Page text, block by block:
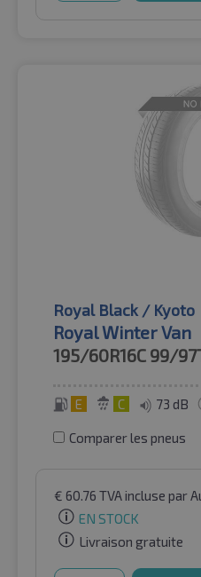
Royal Black / Kyoto
Royal Winter Van
195/60R16C 99/
E C 73 dB
Comparer les pneus
€ 60.76 TVA incluse par
EN STOCK
Livraison gratuite